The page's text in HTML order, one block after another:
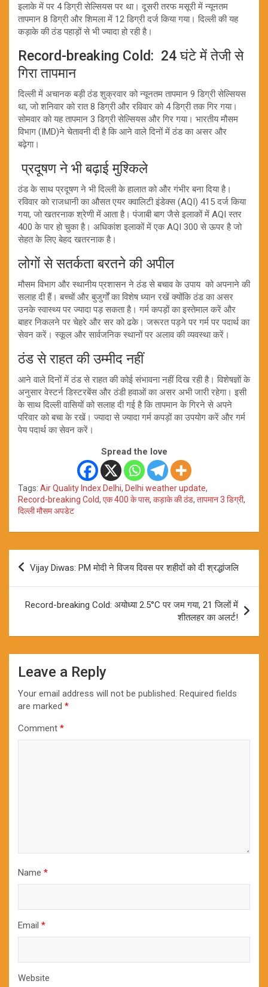
इलाके में पर 4 डिग्री सेल्सियस पर था। दूसरी तरफ मसूरी में न्यूनतम
तापमान 8 डिग्री और शिमला में 12 डिग्री दर्ज किया गया। दिल्ली की यह
कड़ाके की ठंड पहाड़ों से भी ज्यादा हो रही है।
Record-breaking Cold: 24 घंटे में तेजी से
गिरा तापमान
दिल्ली में अचानक बड़ी ठंड शुक्रवार को न्यूनतम तापमान 9 डिग्री सेल्सियस
था, जो शनिवार को रात 8 डिग्री और रविवार को 4 डिग्री तक गिर गया।
सोमवार को यह तापमान 3 डिग्री सेल्सियस और गिर गया। भारतीय मौसम
विभाग (IMD)ने चेतावनी दी है कि आने वाले दिनों में ठंड का असर और
बढ़ेगा।
प्रदूषण ने भी बढ़ाई मुश्किले
ठंड के साथ प्रदूषण ने भी दिल्ली के हालात को और गंभीर बना दिया है।
रविवार को राजधानी का औसत एयर क्वालिटी इंडेक्स (AQI) 415 दर्ज किया
गया, जो खतरनाक श्रेणी में आता है। पंजाबी बाग जैसे इलाकों में AQI स्तर
400 के पार हो चुका है। अधिकांश इलाकों में एक AQI 300 से ऊपर है जो
सेहत के लिए बेहद खतरनाक है।
लोगों से सतर्कता बरतने की अपील
मौसम विभाग और स्थानीय प्रशासन ने ठंड से बचाव के उपाय को अपनाने की
सलाह दी हैं। बच्चों और बुजुर्गों का विशेष ध्यान रखें क्योंकि ठंड का असर
उनके स्वास्थ्य पर ज्यादा पड़ सकता है। गर्म कपड़ों का इस्तेमाल करें और
बाहर निकलने पर चेहरे और सर को ढके। जरूरत पड़ने पर गर्म पर पदार्थ का
सेवन करें। स्कूल और सार्वजनिक स्थानों पर अलाव की व्यवस्था करें।
ठंड से राहत की उम्मीद नहीं
आने वाले दिनों में ठंड से राहत की कोई संभावना नहीं दिख रही है। विशेषज्ञों के
अनुसार वेस्टर्न डिस्टरबेंस और ठंडी हवाओं का असर अभी जारी रहेगा। इसी
के साथ दिल्ली वासियों को सलाह दी गई है कि तापमान के गिरने से अपने
परिवार को बचा के रखें। ज्यादा से ज्यादा गर्म कपड़ों का उपयोग करें और गर्म
पेय पदार्थ का सेवन करें।
Spread the love
Tags: Air Quality Index Delhi, Delhi weather update,
Record-breaking Cold, एक 400 के पास, कड़ाके की ठंड, तापमान 3 डिग्री,
दिल्ली मौसम अपडेट
Post
navigation
Vijay Diwas: PM मोदी ने विजय दिवस पर शहीदों को दी श्रद्धांजलि
Record-breaking Cold: अयोध्या 2.5°C पर जम गया, 21 जिलों में
शीतलहर का अलर्ट!
Leave a Reply
Your email address will not be published. Required fields
are marked *
Comment *
Name *
Email *
Website